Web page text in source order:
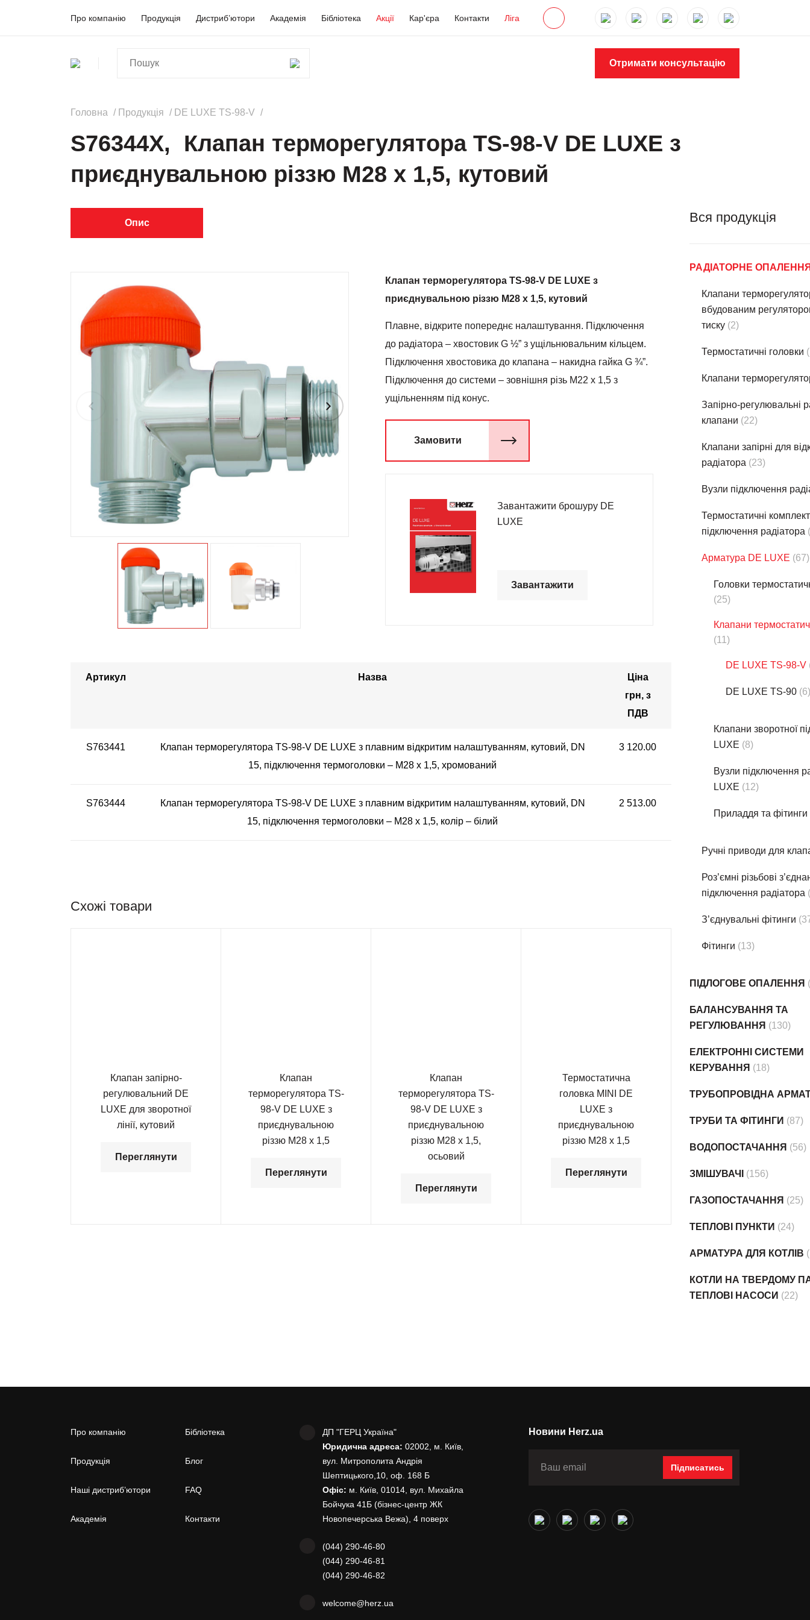
Про компанію Продукція Дистриб’ютори Академія Бібліотека Акції Кар'єра Контакти Ліга
Отримати консультацію
Головна Продукція DE LUXE TS-98-V
S76344Х, Клапан терморегулятора TS-98-V DE LUXE з
приєднувальною різзю М28 х 1,5, кутовий
Опис
Клапан терморегулятора TS-98-V DE LUXE з
приєднувальною різзю М28 х 1,5, кутовий
Плавне, відкрите попереднє налаштування. Підключення
до радіатора – хвостовик G ½” з ущільнювальним кільцем.
Підключення хвостовика до клапана – накидна гайка G ¾”.
Підключення до системи – зовнішня різь М22 х 1,5 з
ущільненням під конус.
Замовити
Завантажити брошуру DE
LUXE
Завантажити
Артикул Назва
Ціна
грн, з
ПДВ
S763441
Клапан терморегулятора TS-98-V DE LUXE з плавним відкритим налаштуванням, кутовий, DN
15, підключення термоголовки – М28 х 1,5, хромований
3 120.00
S763444
Клапан терморегулятора TS-98-V DE LUXE з плавним відкритим налаштуванням, кутовий, DN
15, підключення термоголовки – М28 х 1,5, колір – білий
2 513.00
Схожі товари
Клапан запiрно-
регулювальний DЕ
LUXE для зворотної
лінії, кутовий
Переглянути
Клапан
терморегулятора TS-
98-V DE LUXE з
приєднувальною
різзю М28 х 1,5
Переглянути
Клапан
терморегулятора TS-
98-V DE LUXE з
приєднувальною
різзю М28 х 1,5,
осьовий
Переглянути
Термостатична
головка МINI DE
LUXE з
приєднувальною
різзю М28 х 1,5
Переглянути
Вся продукція
РАДІАТОРНЕ
Клапани
вбудованим
тиску (2)
Термостатичнi головки
Клапани
Запірно-регулювальні
клапани (22)
Клапани запірні для
радіатора (23)
Вузли підключення
Термостатичнi
підключення радіатора
Арматура DE LUXE (67)
Головки
(25)
Клапани
(11)
DE LUXE TS-98-V
DE LUXE TS-90 (6)
Клапани зворотної
LUXE (8)
Вузли підключення
LUXE (12)
Приладдя та фітинги
Ручні приводи для
Роз’ємні різьбові
підключення радіатора
З’єднувальні фітинги
Фітинги (13)
ПІДЛОГОВЕ ОПАЛЕННЯ
БАЛАНСУВАННЯ ТА
РЕГУЛЮВАННЯ (130)
ЕЛЕКТРОННІ СИСТЕМИ
КЕРУВАННЯ (18)
ТРУБОПРОВІДНА
ТРУБИ ТА ФІТИНГИ (87)
ВОДОПОСТАЧАННЯ (56)
ЗМІШУВАЧІ (156)
ГАЗОПОСТАЧАННЯ (25)
ТЕПЛОВІ ПУНКТИ (24)
АРМАТУРА ДЛЯ КОТЛІВ
КОТЛИ НА ТВЕРДОМУ
ТЕПЛОВІ НАСОСИ (22)
Про компанію
Продукція
Наші дистриб’ютори
Академія
Бібліотека
Блог
FAQ
Контакти
ДП "ГЕРЦ Україна"
Юридична адреса: 02002, м. Київ,
вул. Митрополита Андрія
Шептицького,10, оф. 168 Б
Офіс: м. Київ, 01014, вул. Михайла
Бойчука 41Б (бізнес-центр ЖК
Новопечерська Вежа), 4 поверх
(044) 290-46-80
(044) 290-46-81
(044) 290-46-82
welcome@herz.ua
Новини Herz.ua
Підписатись